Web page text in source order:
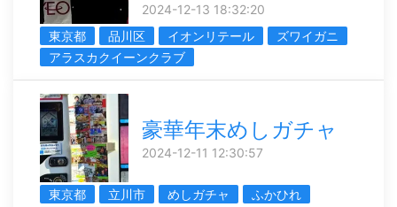
2024-12-13 18:32:20
東京都
品川区 イオンリテール
ズワイガニ
アラスカクイーンクラブ
豪華年末めしガチャ
2024-12-11 12:30:57
東京都 立川市 めしガチャ
ふかひれ